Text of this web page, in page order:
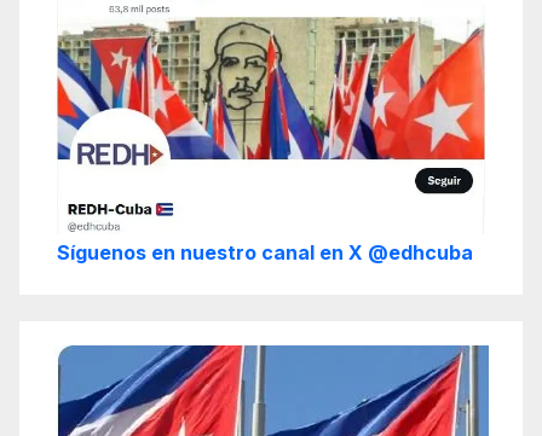
Síguenos en nuestro canal en X @edhcuba